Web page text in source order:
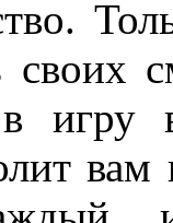
своих
игру
вам